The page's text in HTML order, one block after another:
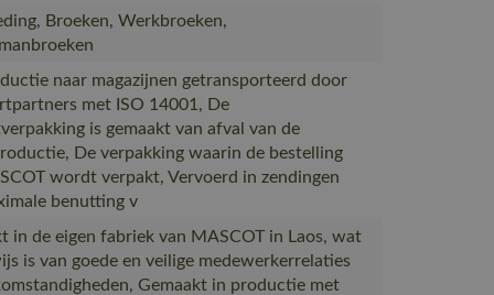
Broeken, Werkbroeken,
naar magazijnen getransporteerd door
met ISO 14001, De
is gemaakt van afval van de
De verpakking waarin de bestelling
wordt verpakt, Vervoerd in zendingen
benutting v
in de eigen fabriek van MASCOT in Laos, wat
is van goede en veilige medewerkerrelaties
Gemaakt in productie met